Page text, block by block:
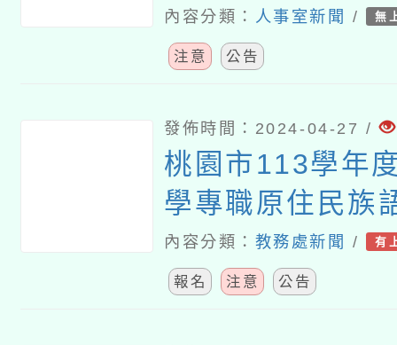
2、3次招考)結
內容分類： 人事室新聞 / 無
注意 公告
發佈時間：2024-04-27 /
桃園市113學年
學專職原住民族
住民族語教學支
聯合甄選聘任簡
內容分類： 教務處新聞 / 有
報名 注意 公告